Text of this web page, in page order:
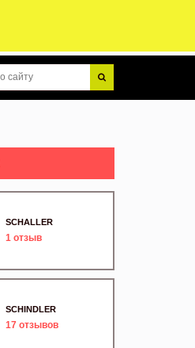
SCHALLER
1 отзыв
SCHINDLER
17 отзывов